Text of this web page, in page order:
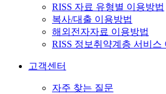
RISS 자료 유형별 이용방법
복사/대출 이용방법
해외전자자료 이용방법
RISS 정보취약계층 서비스
고객센터
자주 찾는 질문